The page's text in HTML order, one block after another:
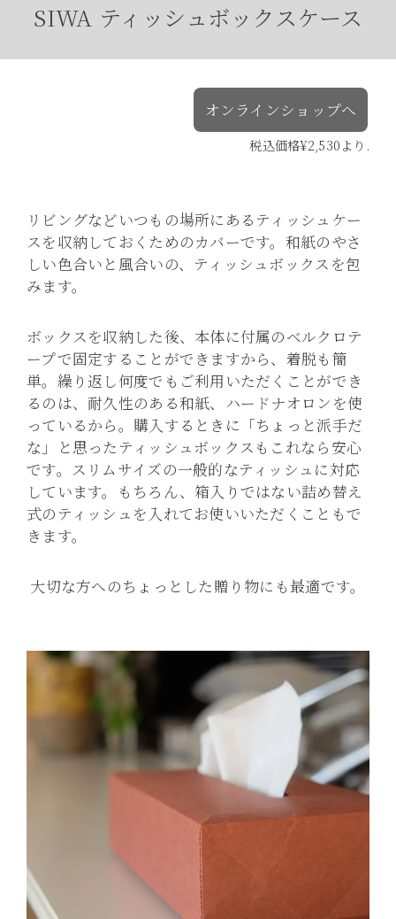
SIWA ティッシュボックスケース
オンラインショップへ
税込価格¥2,530より.
リビングなどいつもの場所にあるティッシュケー
スを収納しておくためのカバーです。和紙のやさ
しい色合いと風合いの、ティッシュボックスを包
みます。
ボックスを収納した後、本体に付属のベルクロテ
ープで固定することができますから、着脱も簡
単。繰り返し何度でもご利用いただくことができ
るのは、耐久性のある和紙、ハードナオロンを使
っているから。購入するときに「ちょっと派手だ
な」と思ったティッシュボックスもこれなら安心
です。スリムサイズの一般的なティッシュに対応
しています。もちろん、箱入りではない詰め替え
式のティッシュを入れてお使いいただくこともで
きます。
大切な方へのちょっとした贈り物にも最適です。